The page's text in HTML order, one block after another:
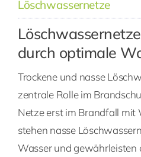
Löschwassernetze
durch optimale
Trockene und nasse
zentrale Rolle im
Netze erst im Brandfall mit
stehen nasse
Wasser und gewährleisten